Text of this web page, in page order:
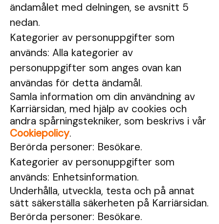
ändamålet med delningen, se avsnitt 5
nedan.
Kategorier av personuppgifter som
används: Alla kategorier av
personuppgifter som anges ovan kan
användas för detta ändamål.
Samla information om din användning av
Karriärsidan, med hjälp av cookies och
andra spårningstekniker, som beskrivs i vår
Cookiepolicy.
Berörda personer: Besökare.
Kategorier av personuppgifter som
används: Enhetsinformation.
Underhålla, utveckla, testa och på annat
sätt säkerställa säkerheten på Karriärsidan.
Berörda personer: Besökare.